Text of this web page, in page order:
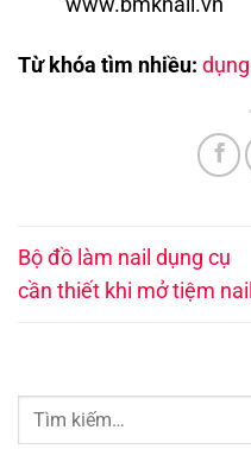
www.bmknail.vn
Từ khóa tìm nhiều:
Bộ đồ làm nail dụng cụ
cần thiết khi mở tiệm nail